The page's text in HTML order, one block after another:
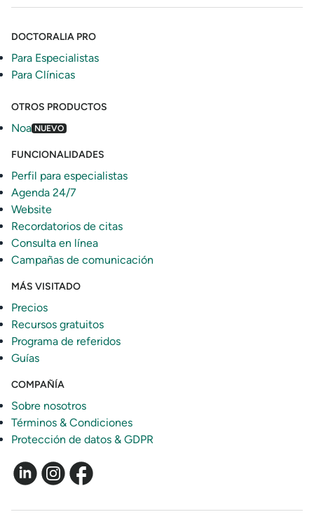
DOCTORALIA PRO
Para Especialistas
Para Clínicas
OTROS PRODUCTOS
Noa NUEVO
FUNCIONALIDADES
Perfil para especialistas
Agenda 24/7
Website
Recordatorios de citas
Consulta en línea
Campañas de comunicación
MÁS VISITADO
Precios
Recursos gratuitos
Programa de referidos
Guías
COMPAÑÍA
Sobre nosotros
Términos & Condiciones
Protección de datos & GDPR